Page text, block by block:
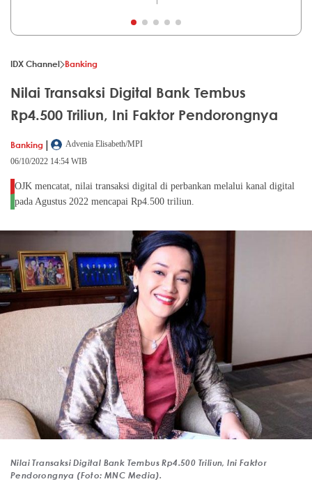
IDX Channel Banking
Nilai Transaksi Digital Bank Tembus
Rp4.500 Triliun, Ini Faktor Pendorongnya
Banking |
Advenia Elisabeth/MPI
06/10/2022 14:54 WIB
OJK mencatat, nilai transaksi digital di perbankan melalui kanal digital
pada Agustus 2022 mencapai Rp4.500 triliun.
Nilai Transaksi Digital Bank Tembus Rp4.500 Triliun, Ini Faktor
Pendorongnya (Foto: MNC Media).